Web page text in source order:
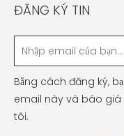
ĐĂNG KÝ TIN
Bằng cách đăng ký,
email này và báo giá
tôi.